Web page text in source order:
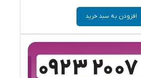
افزودن به سبد خرید